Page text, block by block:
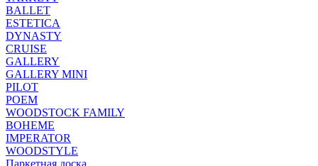
BALLET
ESTETICA
DYNASTY
CRUISE
GALLERY
GALLERY MINI
PILOT
POEM
WOODSTOCK FAMILY
BOHEME
IMPERATOR
WOODSTYLE
Паркетная доска